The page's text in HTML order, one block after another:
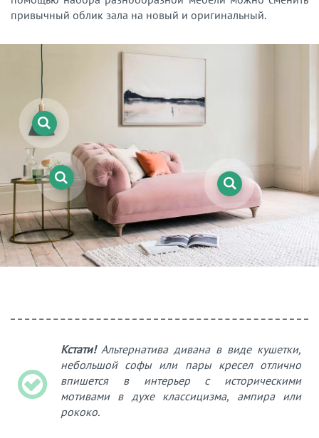
привычный облик зала на новый и оригинальный.
Кстати!Альтернатива дивана в виде кушетки,
небольшой софы или пары кресел отлично
впишется в интерьер с историческими
мотивами в духе классицизма, ампира или
рококо.